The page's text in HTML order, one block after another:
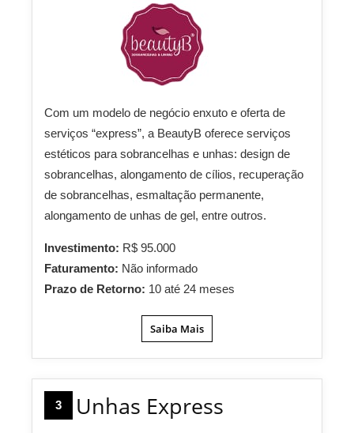
Com um modelo de negócio enxuto e oferta de
serviços “express”, a BeautyB oferece serviços
estéticos para sobrancelhas e unhas: design de
sobrancelhas, alongamento de cílios, recuperação
de sobrancelhas, esmaltação permanente,
alongamento de unhas de gel, entre outros.
Investimento: R$ 95.000
Faturamento: Não informado
Prazo de Retorno: 10 até 24 meses
Saiba Mais
3 Unhas Express